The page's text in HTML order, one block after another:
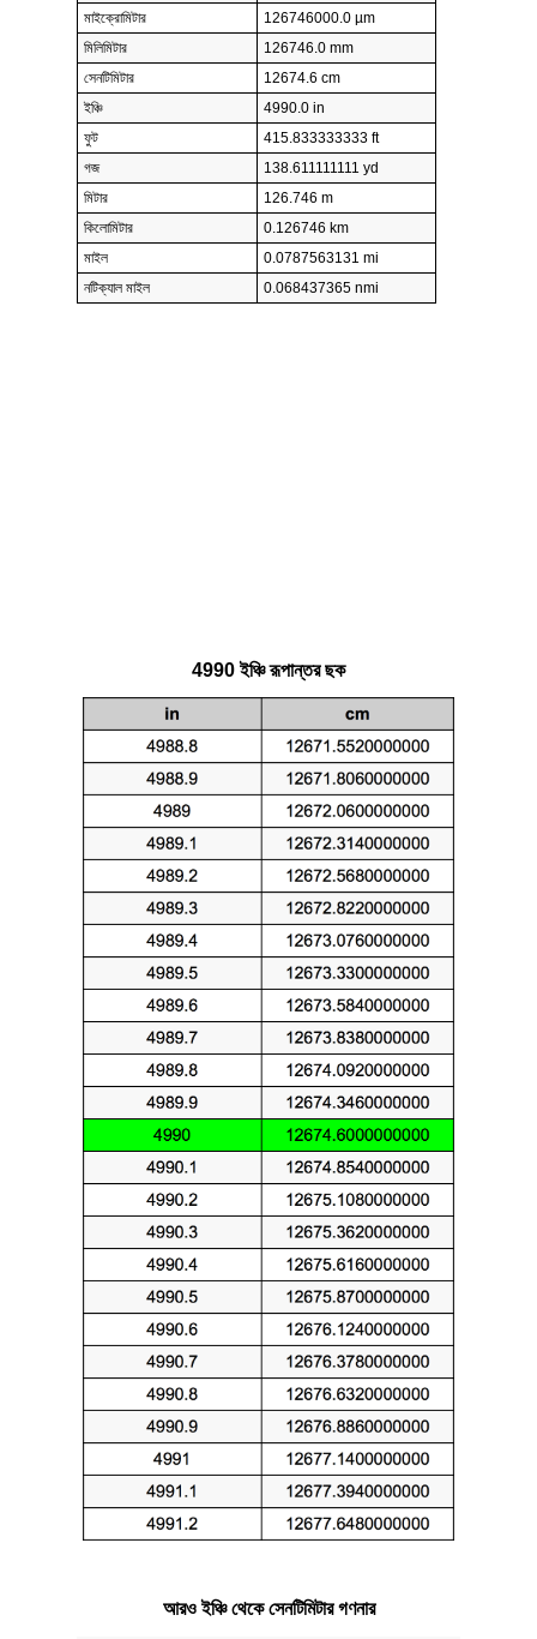
মাইক্রোমিটার
126746000.0 µm
মিলিমিটার
126746.0 mm
সেনটিমিটার
12674.6 cm
ইঞ্চি
4990.0 in
ফুট
415.833333333 ft
গজ
138.611111111 yd
মিটার
126.746 m
কিলোমিটার
0.126746 km
মাইল
0.0787563131 mi
নটিক্যাল মাইল
0.068437365 nmi
4990 ইঞ্চি রূপান্তর ছক
আরও ইঞ্চি থেকে সেনটিমিটার গণনার